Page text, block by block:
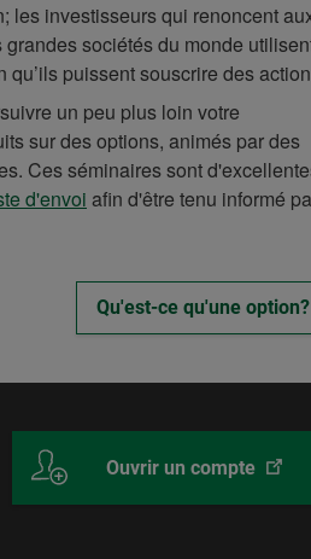
les investisseurs qui renoncent
sociétés du monde
puissent souscrire des
un peu plus loin votre
sur des options, animés par des
Ces séminaires sont
d'envoi afin d'être tenu informé
Qu'est-ce qu'une option?
Ce
Ouvrir un compte